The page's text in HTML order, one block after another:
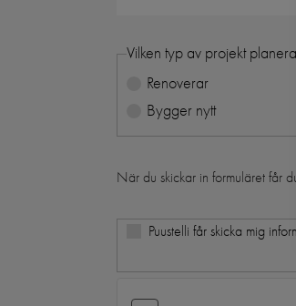
Vilken typ av projekt
Renoverar
Bygger nytt
När du skickar in formuläret får
Puustelli får skicka mig